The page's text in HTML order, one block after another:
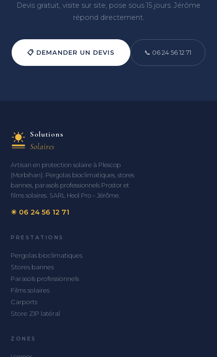
Devis gratuit, visite sur site, pose sous 15 jours. Jérôme
répond directement.
📋 DEMANDER UN DEVIS 📞 06 24 56 12 71
Solutions
Solaires
Artisan en protection solaire à Plescop
(Morbihan). Pergolas bioclimatiques, stores
bannes, parasols professionnels Prostor et
films solaires. SARL Heol Pro – Jérôme.
☀ 06 24 56 12 71
PRESTATIONS
Pergolas bioclimatiques
Stores bannes
Parasols professionnels
Films solaires
Carports
Store ZIP latéral
ZONES